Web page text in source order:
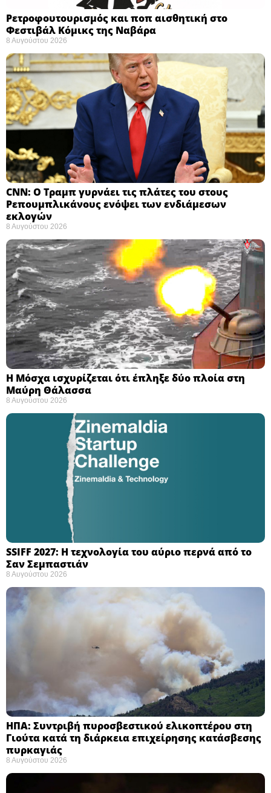
Ρετροφουτουρισμός και ποπ αισθητική στο
Φεστιβάλ Κόμικς της Ναβάρα ​
8 Αυγούστου 2026
CNN: Ο Τραμπ γυρνάει τις πλάτες του στους
Ρεπουμπλικάνους ενόψει των ενδιάμεσων
εκλογών ​
8 Αυγούστου 2026
Η Μόσχα ισχυρίζεται ότι έπληξε δύο πλοία στη
Μαύρη Θάλασσα ​
8 Αυγούστου 2026
SSIFF 2027: Η τεχνολογία του αύριο περνά από το
Σαν Σεμπαστιάν ​
8 Αυγούστου 2026
ΗΠΑ: Συντριβή πυροσβεστικού ελικοπτέρου στη
Γιούτα κατά τη διάρκεια επιχείρησης κατάσβεσης
πυρκαγιάς ​
8 Αυγούστου 2026